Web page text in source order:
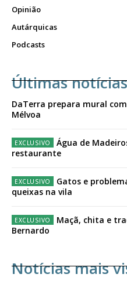
Opinião
Autárquicas
Podcasts
Últimas notícias
DaTerra prepara mural
Mélvoa
Água de
restaurante
Gatos e
queixas na vila
Maçã, chita e
Bernardo
Notícias mais